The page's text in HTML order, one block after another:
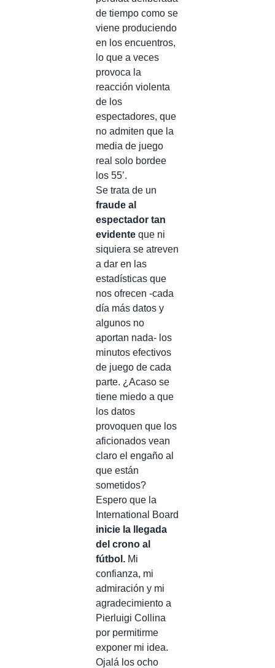
de tiempo como se
viene produciendo
en los encuentros,
lo que a veces
provoca la
reacción violenta
de los
espectadores, que
no admiten que la
media de juego
real solo bordee
los 55’.
Se trata de un
fraude al
espectador tan
evidente que ni
siquiera se atreven
a dar en las
estadísticas que
nos ofrecen -cada
día más datos y
algunos no
aportan nada- los
minutos efectivos
de juego de cada
parte. ¿Acaso se
tiene miedo a que
los datos
provoquen que los
aficionados vean
claro el engaño al
que están
sometidos?
Espero que la
International Board
inicie la llegada
del crono al
fútbol. Mi
confianza, mi
admiración y mi
agradecimiento a
Pierluigi Collina
por permitirme
exponer mi idea.
Ojalá los ocho